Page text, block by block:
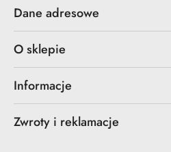
Dane adresowe
O sklepie
Informacje
Zwroty i reklamacje